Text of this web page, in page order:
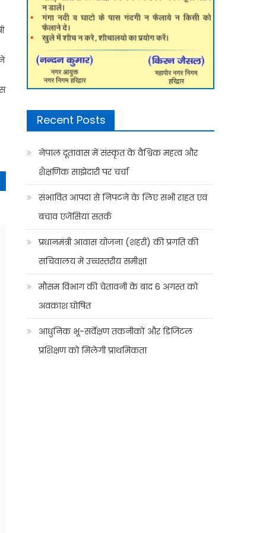
Recent Posts
नेपाल दूतावास में संस्कृत के वैश्विक महत्व और
शैक्षणिक साझेदारी पर चर्चा
संभावित आपदा से निपटने के लिए सभी राहत एवं
बचाव एजेंसियां सतर्क
प्रधानमंत्री आवास योजना (शहरी) की प्रगति की
सचिवालय में उच्चस्तरीय समीक्षा
मौसम विभाग की चेतावनी के बाद 6 अगस्त को
अवकाश घोषित
आधुनिक भू-सर्वेक्षण तकनीकों और डिजिटल
प्रशिक्षण को मिलेगी प्राथमिकता